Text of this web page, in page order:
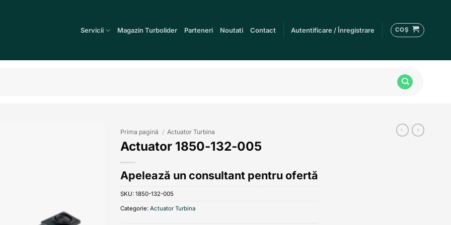
Servicii Magazin Turbolider Parteneri Noutati Contact Autentificare / Înregistrare COȘ
Prima pagină / Actuator Turbina
Actuator 1850-132-005
Apelează un consultant pentru ofertă
SKU: 1850-132-005
Categorie: Actuator Turbina